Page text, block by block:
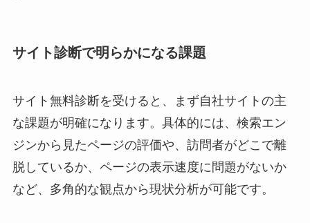
サイト診断で明らかになる課題
サイト無料診断を受けると、まず自社サイトの主
な課題が明確になります。具体的には、検索エン
ジンから見たページの評価や、訪問者がどこで離
脱しているか、ページの表示速度に問題がないか
など、多角的な観点から現状分析が可能です。